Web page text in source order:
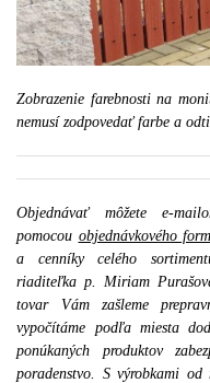
Zobrazenie farebnosti na
nemusí zodpovedať farbe a
Objednávať môžete e-
pomocou objednávkového
a cenníky celého
riaditeľka p. Miriam
tovar Vám zašleme
vypočítáme podľa miesta
ponúkaných produktov
poradenstvo. S výrobkami